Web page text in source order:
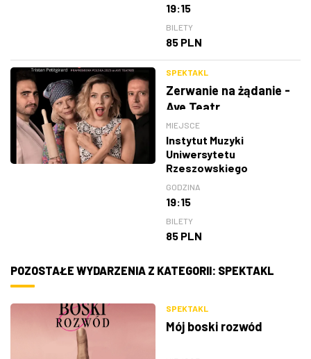
19:15
BILETY
85 PLN
SPEKTAKL
Zerwanie na żądanie -
Ave Teatr
MIEJSCE
Instytut Muzyki
Uniwersytetu
Rzeszowskiego
GODZINA
19:15
BILETY
85 PLN
POZOSTAŁE WYDARZENIA Z KATEGORII: SPEKTAKL
SPEKTAKL
Mój boski rozwód